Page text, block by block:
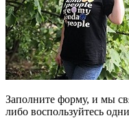
Заполните форму, и мы
либо воспользуйтесь